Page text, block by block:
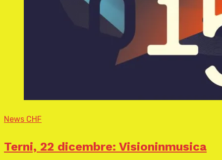
News CHF
Terni, 22 dicembre: Visioninmusica